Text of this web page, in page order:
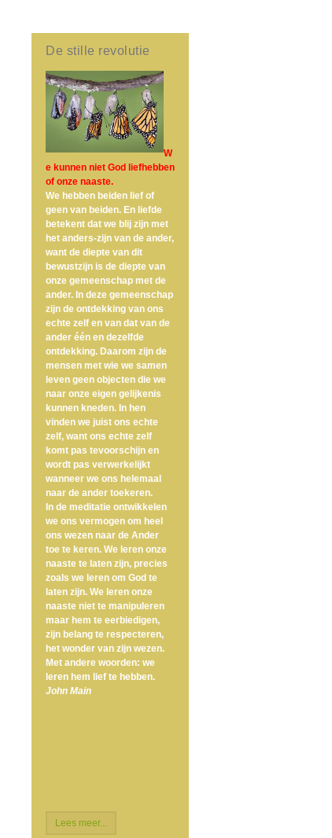
De stille revolutie
W
e kunnen niet God liefhebben
of onze naaste.
We hebben beiden lief of
geen van beiden. En liefde
betekent dat we blij zijn met
het anders-zijn van de ander,
want de diepte van dit
bewustzijn is de diepte van
onze gemeenschap met de
ander. In deze gemeenschap
zijn de ontdekking van ons
echte zelf en van dat van de
ander één en dezelfde
ontdekking. Daarom zijn de
mensen met wie we samen
leven geen objecten die we
naar onze eigen gelijkenis
kunnen kneden. In hen
vinden we juist ons echte
zelf, want ons echte zelf
komt pas tevoorschijn en
wordt pas verwerkelijkt
wanneer we ons helemaal
naar de ander toekeren.
In de meditatie ontwikkelen
we ons vermogen om heel
ons wezen naar de Ander
toe te keren. We leren onze
naaste te laten zijn, precies
zoals we leren om God te
laten zijn. We leren onze
naaste niet te manipuleren
maar hem te eerbiedigen,
zijn belang te respecteren,
het wonder van zijn wezen.
Met andere woorden: we
leren hem lief te hebben.
John Main
Lees meer...